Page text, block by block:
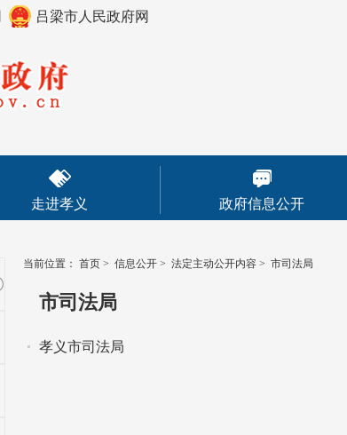
吕梁市人民政府网
走进孝义 政府信息公开
当前位置： 首页 > 信息公开 > 法定主动公开内容 > 市司法局
市司法局
孝义市司法局